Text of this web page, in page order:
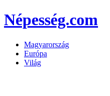
Népesség.com
Magyarország
Európa
Világ